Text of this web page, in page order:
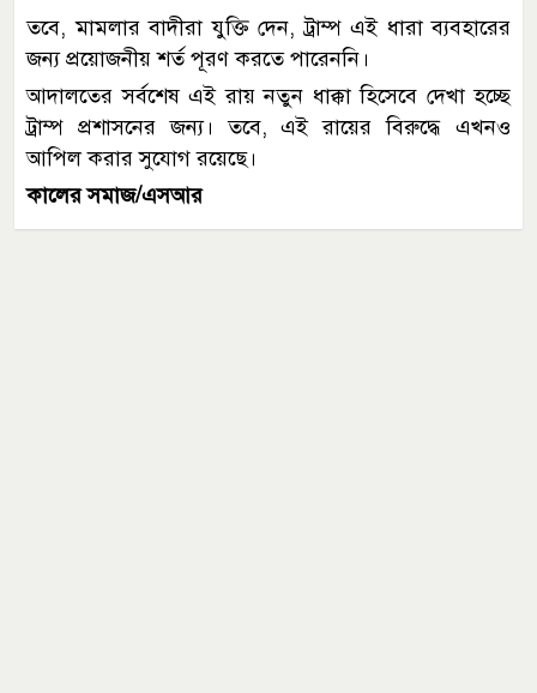
তবে, মামলার বাদীরা যুক্তি দেন, ট্রাম্প এই ধারা ব্যবহারের
জন্য প্রয়োজনীয় শর্ত পূরণ করতে পারেননি।
আদালতের সর্বশেষ এই রায় নতুন ধাক্কা হিসেবে দেখা হচ্ছে
ট্রাম্প প্রশাসনের জন্য। তবে, এই রায়ের বিরুদ্ধে এখনও
আপিল করার সুযোগ রয়েছে।
কালের সমাজ/এসআর